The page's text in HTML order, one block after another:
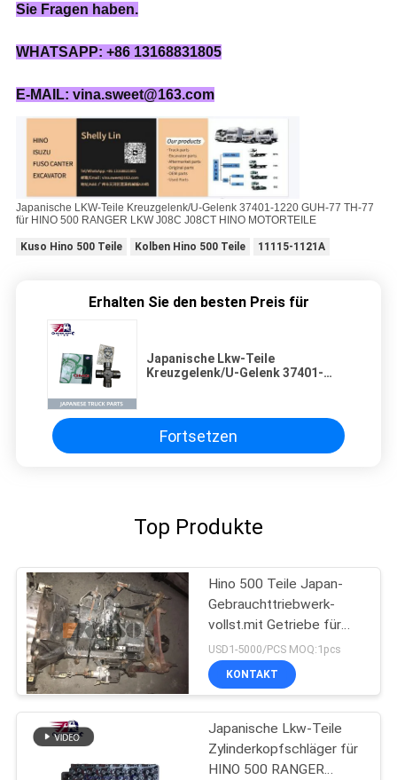
Sie Fragen haben.
WHATSAPP: +86 13168831805
E-MAIL: vina.sweet@163.com
Japanische LKW-Teile Kreuzgelenk/U-Gelenk 37401-1220 GUH-77 TH-77
für HINO 500 RANGER LKW J08C J08CT HINO MOTORTEILE
Kuso Hino 500 Teile Kolben Hino 500 Teile 11115-1121A
Erhalten Sie den besten Preis für
Japanische Lkw-Teile
Kreuzgelenk/U-Gelenk 37401-
MOTORTEILE
Fortsetzen
Top Produkte
Hino 500 Teile Japan-
Gebrauchttriebwerk-
vollst.mit Getriebe für
gute Zustand HINO 500
Strecken-J08CT
USD1-5000/PCS MOQ:1pcs
KONTAKT
Japanische Lkw-Teile
Zylinderkopfschläger für
HINO 500 RANGER